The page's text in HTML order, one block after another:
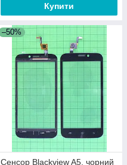
Купити
–50%
Сенсор Blackview A5, чорний